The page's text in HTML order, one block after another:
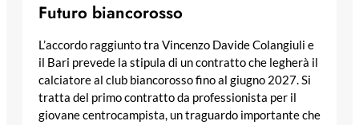
Futuro biancorosso
L’accordo raggiunto tra Vincenzo Davide Colangiuli e
il Bari prevede la stipula di un contratto che legherà il
calciatore al club biancorosso fino al giugno 2027. Si
tratta del primo contratto da professionista per il
giovane centrocampista, un traguardo importante che